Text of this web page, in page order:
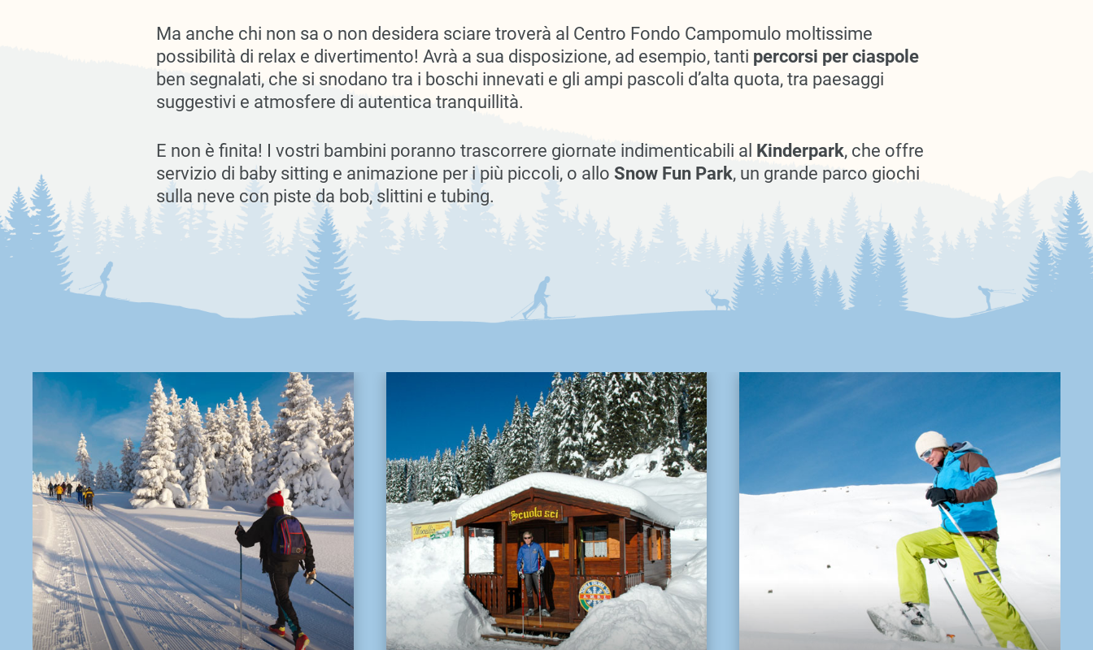
Ma anche chi non sa o non desidera sciare troverà al Centro Fondo Campomulo moltissime
possibilità di relax e divertimento! Avrà a sua disposizione, ad esempio, tanti percorsi per ciaspole
ben segnalati, che si snodano tra i boschi innevati e gli ampi pascoli d’alta quota, tra paesaggi
suggestivi e atmosfere di autentica tranquillità.
E non è finita! I vostri bambini poranno trascorrere giornate indimenticabili al Kinderpark, che offre
servizio di baby sitting e animazione per i più piccoli, o allo Snow Fun Park, un grande parco giochi
sulla neve con piste da bob, slittini e tubing.